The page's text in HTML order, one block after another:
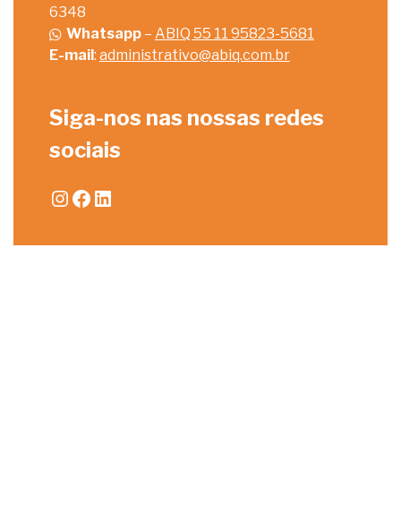
6348
Whatsapp – ABIQ 55 11 95823-5681
E-mail: administrativo@abiq.com.br
Siga-nos nas nossas redes
sociais
Instagram
Facebook
LinkedIn